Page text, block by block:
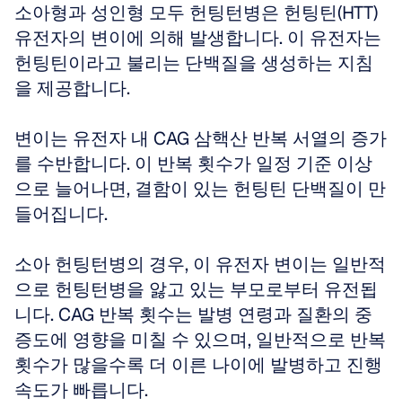
소아형과 성인형 모두 헌팅턴병은 헌팅틴(HTT)
유전자의 변이에 의해 발생합니다. 이 유전자는
헌팅틴이라고 불리는 단백질을 생성하는 지침
을 제공합니다.
변이는 유전자 내 CAG 삼핵산 반복 서열의 증가
를 수반합니다. 이 반복 횟수가 일정 기준 이상
으로 늘어나면, 결함이 있는 헌팅틴 단백질이 만
들어집니다.
소아 헌팅턴병의 경우, 이 유전자 변이는 일반적
으로 헌팅턴병을 앓고 있는 부모로부터 유전됩
니다. CAG 반복 횟수는 발병 연령과 질환의 중
증도에 영향을 미칠 수 있으며, 일반적으로 반복
횟수가 많을수록 더 이른 나이에 발병하고 진행
속도가 빠릅니다.